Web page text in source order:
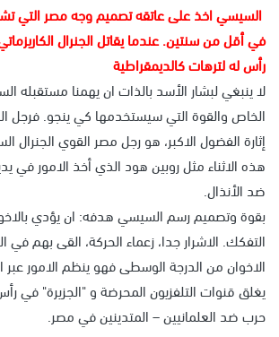
السيسي اخذ على عاتقه تصميم وجه مصر التي
في أقل من سنتين. عندما يقاتل الجنرال
رأس له لترهات كالديمقراطية
لا ينبغي لبشار الأسد بالذات ان يهمنا مستقبله
الخاص والقوة التي سيستخدمها كي ينجو. فرجل
إثارة الفضول الاكبر، هو رجل مصر القوي
هذه الاثناء مثل روبين هود الذي أخذ الامور في
ضد الأنذال.
بقوة وتصميم رسم السيسي هدفه: ان يؤدي
التفكك. الاشرار جدا، زعماء الحركة، القى بهم
الاخوان من الدرجة الوسطى فهو ينظم الامور عبر
يغلق قنوات التلفزيون المحرضة و "الجزيرة" في
حرب ضد العلمانيين – المتدينين في مصر.